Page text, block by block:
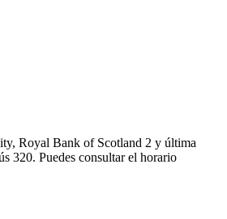
Royal Bank of Scotland 2 y última
320. Puedes consultar el horario